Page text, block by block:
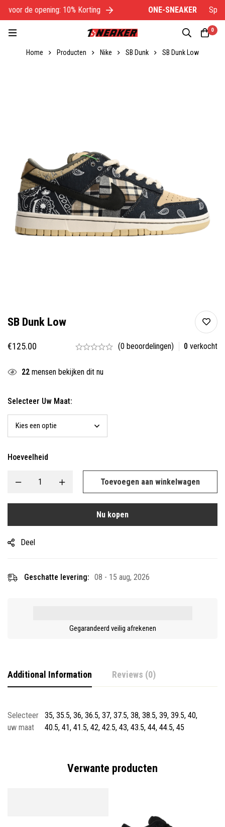
voor de opening: 10% Korting ONE-SNEAKER
0
Home Producten Nike SB Dunk SB Dunk Low
SB Dunk Low
€125.00 (0 beoordelingen) 0 verkocht
22 mensen bekijken dit nu
Selecteer Uw Maat:
Hoeveelheid
Toevoegen aan winkelwagen
Nu kopen
Deel
Geschatte levering: 08 - 15 aug, 2026
Gegarandeerd veilig afrekenen
Additional Information Reviews (0)
Selecteer
uw maat
35, 35.5, 36, 36.5, 37, 37.5, 38, 38.5, 39, 39.5, 40,
40.5, 41, 41.5, 42, 42.5, 43, 43.5, 44, 44.5, 45
Verwante producten